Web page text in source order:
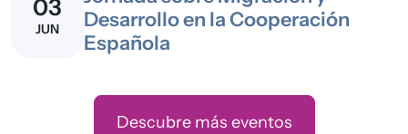
03
JUN
Desarrollo en la Cooperación
Española
Descubre más eventos